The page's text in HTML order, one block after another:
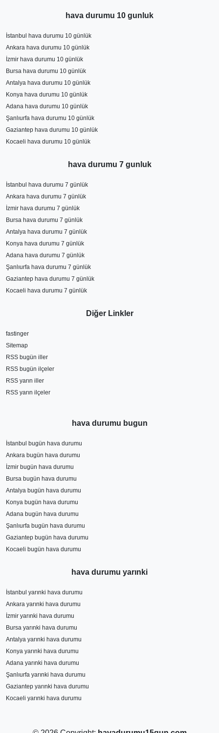
hava durumu 10 gunluk
İstanbul hava durumu 10 günlük
Ankara hava durumu 10 günlük
İzmir hava durumu 10 günlük
Bursa hava durumu 10 günlük
Antalya hava durumu 10 günlük
Konya hava durumu 10 günlük
Adana hava durumu 10 günlük
Şanlıurfa hava durumu 10 günlük
Gaziantep hava durumu 10 günlük
Kocaeli hava durumu 10 günlük
hava durumu 7 gunluk
İstanbul hava durumu 7 günlük
Ankara hava durumu 7 günlük
İzmir hava durumu 7 günlük
Bursa hava durumu 7 günlük
Antalya hava durumu 7 günlük
Konya hava durumu 7 günlük
Adana hava durumu 7 günlük
Şanlıurfa hava durumu 7 günlük
Gaziantep hava durumu 7 günlük
Kocaeli hava durumu 7 günlük
Diğer Linkler
fastinger
Sitemap
RSS bugün iller
RSS bugün ilçeler
RSS yarın iller
RSS yarın ilçeler
hava durumu bugun
İstanbul bugün hava durumu
Ankara bugün hava durumu
İzmir bugün hava durumu
Bursa bugün hava durumu
Antalya bugün hava durumu
Konya bugün hava durumu
Adana bugün hava durumu
Şanlıurfa bugün hava durumu
Gaziantep bugün hava durumu
Kocaeli bugün hava durumu
hava durumu yarınki
İstanbul yarınki hava durumu
Ankara yarınki hava durumu
İzmir yarınki hava durumu
Bursa yarınki hava durumu
Antalya yarınki hava durumu
Konya yarınki hava durumu
Adana yarınki hava durumu
Şanlıurfa yarınki hava durumu
Gaziantep yarınki hava durumu
Kocaeli yarınki hava durumu